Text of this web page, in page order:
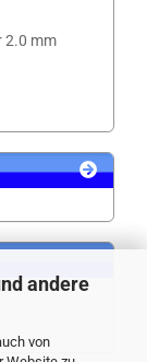
andere
von
2.0 mm